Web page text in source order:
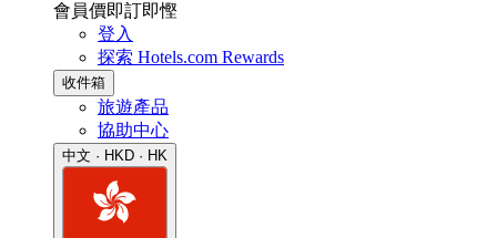
會員價即訂即慳
登入
探索 Hotels.com Rewards
收件箱
旅遊產品
協助中心
中文 · HKD · HK